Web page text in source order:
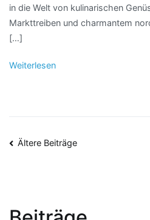
in die Welt von kulinarischen
Markttreiben und charmantem
[…]
Weiterlesen
Ältere Beiträge